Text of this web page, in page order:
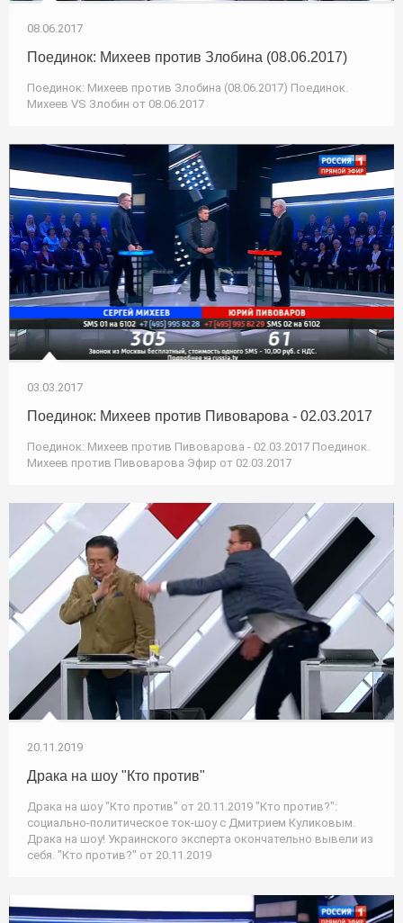
08.06.2017
Поединок: Михеев против Злобина (08.06.2017)
Поединок: Михеев против Злобина (08.06.2017) Поединок.
Михеев VS Злобин от 08.06.2017
03.03.2017
Поединок: Михеев против Пивоварова - 02.03.2017
Поединок: Михеев против Пивоварова - 02.03.2017 Поединок.
Михеев против Пивоварова Эфир от 02.03.2017
20.11.2019
Драка на шоу "Кто против"
Драка на шоу "Кто против" от 20.11.2019 "Кто против?":
социально-политическое ток-шоу с Дмитрием Куликовым.
Драка на шоу! Украинского эксперта окончательно вывели из
себя. "Кто против?" от 20.11.2019